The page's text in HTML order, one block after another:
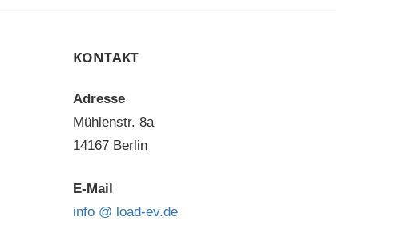
KONTAKT
Adresse
Mühlenstr. 8a
14167 Berlin
E-Mail
info @ load-ev.de